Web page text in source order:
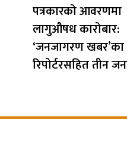
पत्रकारको आवरणमा
लागुऔषध कारोबार:
‘जनजागरण खबर’का
रिपोर्टरसहित तीन